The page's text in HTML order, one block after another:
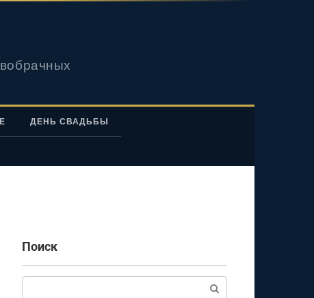
ДЕНЬ СВАДЬБЫ
Поиск